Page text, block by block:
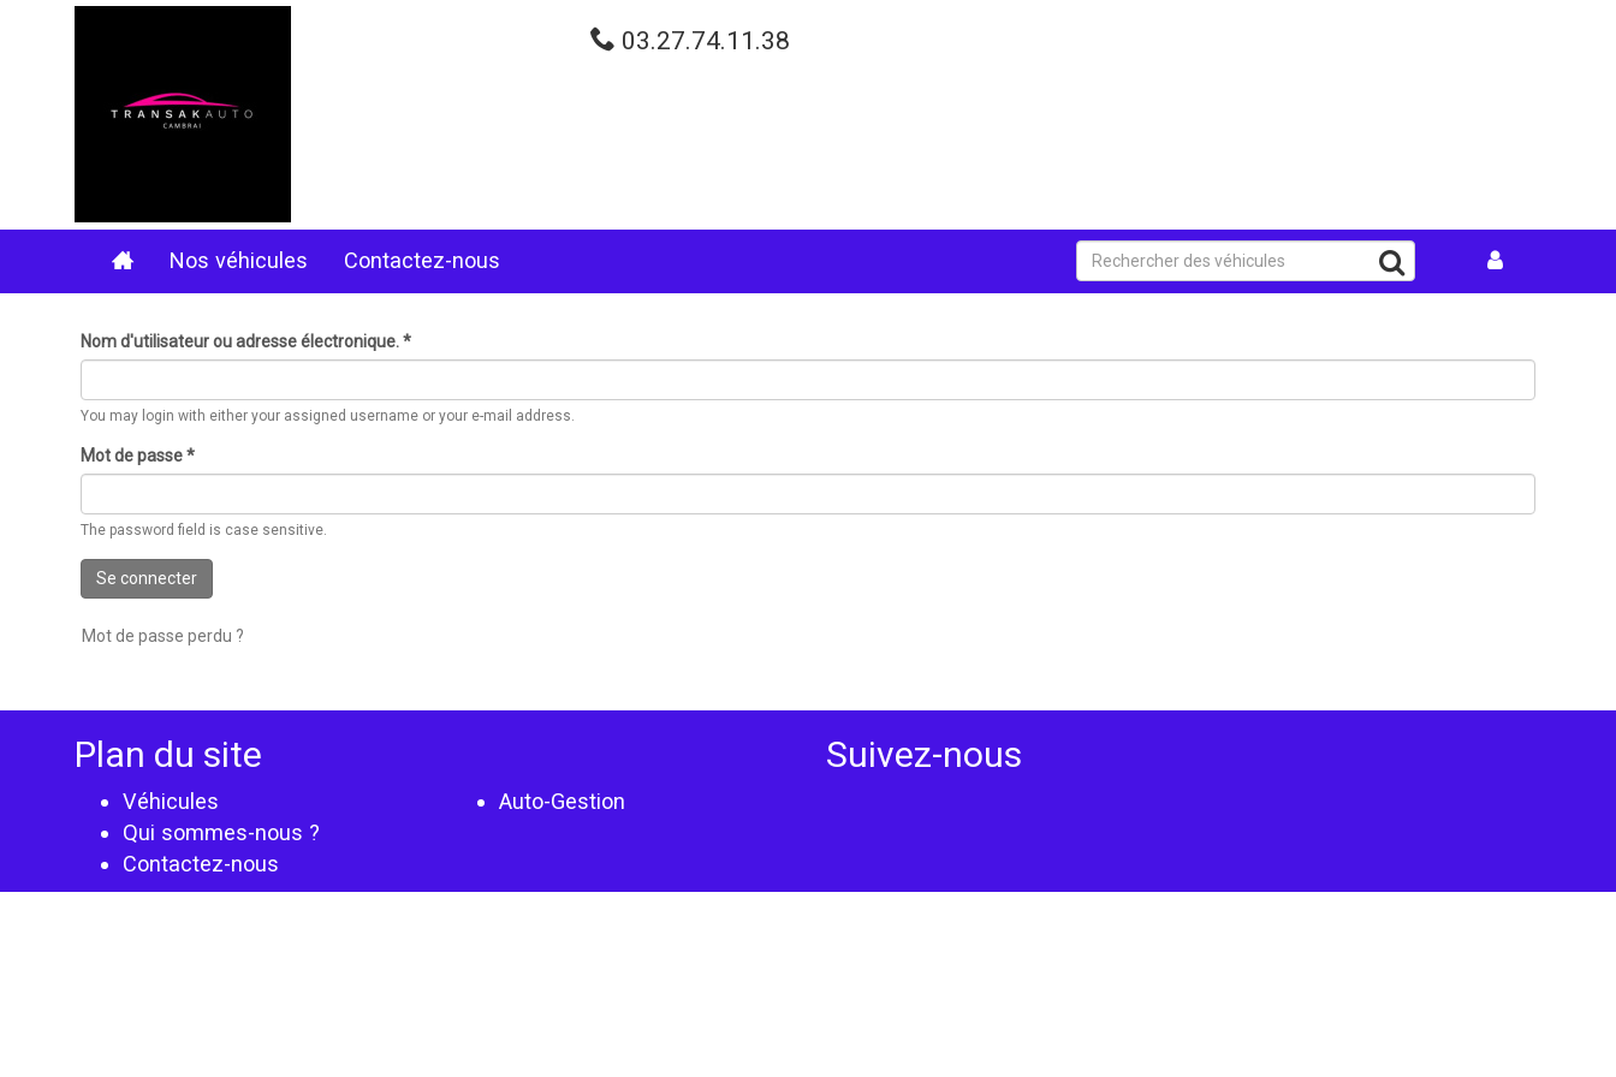
03.27.74.11.38
Nos véhicules Contactez-nous
Nom d'utilisateur ou adresse électronique.*
You may login with either your assigned username or your e-mail address.
Mot de passe*
The password field is case sensitive.
Se connecter
Mot de passe perdu ?
Plan du site
Véhicules
Qui sommes-nous ?
Contactez-nous
Auto-Gestion
Suivez-nous